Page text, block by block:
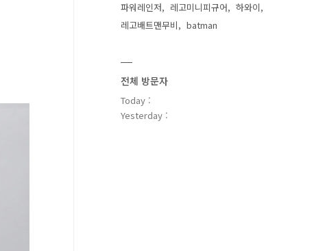
파워레인저
레고미니피규어
하와이
레고배트맨무비
batman
전체 방문자
Today :
Yesterday :